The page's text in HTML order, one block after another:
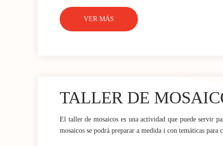
VER MÁS
TALLER DE
El taller de mosaicos es una actividad que puede servir
mosaicos se podrá preparar a medida i con temáticas para